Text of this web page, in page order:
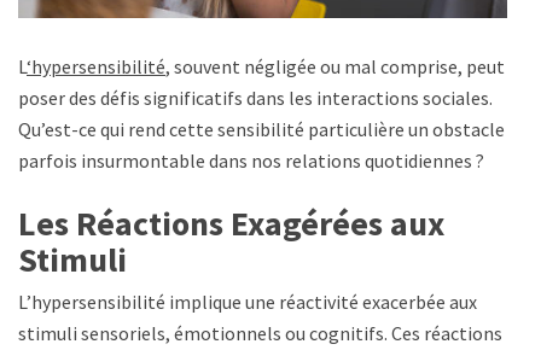
L‘hypersensibilité, souvent négligée ou mal comprise, peut
poser des défis significatifs dans les interactions sociales.
Qu’est-ce qui rend cette sensibilité particulière un obstacle
parfois insurmontable dans nos relations quotidiennes ?
Les Réactions Exagérées aux
Stimuli
L’hypersensibilité implique une réactivité exacerbée aux
stimuli sensoriels, émotionnels ou cognitifs. Ces réactions